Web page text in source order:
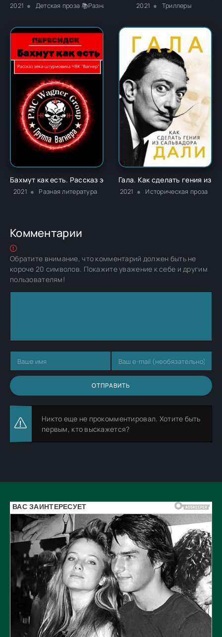
2021 Детская проза 📚Разная литература
2021 Триллеры
Бахмут как есть. Рассказ зека-штурмовика ЧВК «Вагнер» -
2021 Разная литература
Гала. Как сделать гения из
2021 Историческая проза
Комментарии
Обратите внимание, что комментарий должен быть не
короче 20 символов. Покажите уважение к себе и другим
пользователям!
ОТПРАВИТЬ
Никто еще не прокомментировал. Хотите быть
первым, кто выскажется?